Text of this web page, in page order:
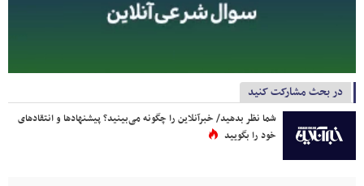
در بحث مشارکت کنید
شما نظر بدهید/ خبرآنلاین را چگونه می‌بینید؟ پیشنهادها و انتقادهای
خود را بگویید